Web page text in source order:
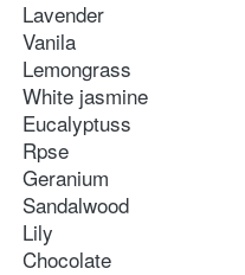
Lavender
Vanila
Lemongrass
White jasmine
Eucalyptuss
Rpse
Geranium
Sandalwood
Lily
Chocolate